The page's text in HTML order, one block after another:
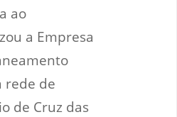
ao
a Empresa
rede de
de Cruz das